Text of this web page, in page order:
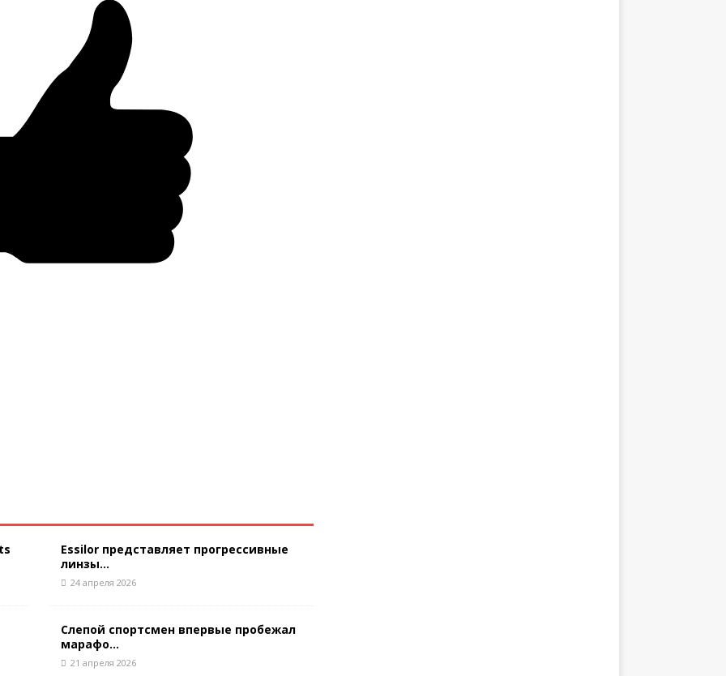
Essilor представляет прогрессивные
линзы...
24 апреля 2026
Слепой спортсмен впервые пробежал
марафо...
21 апреля 2026